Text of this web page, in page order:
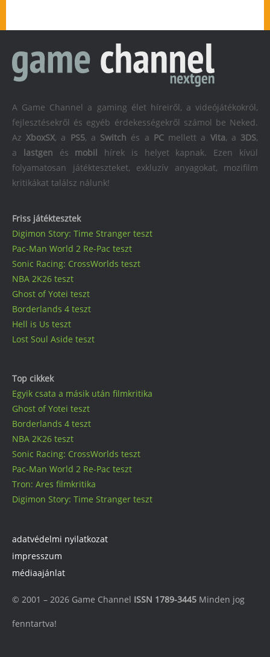
Friss játéktesztek
Digimon Story: Time Stranger teszt
Pac-Man World 2 Re-Pac teszt
Sonic Racing: CrossWorlds teszt
NBA 2K26 teszt
Ghost of Yotei teszt
Borderlands 4 teszt
Hell is Us teszt
Lost Soul Aside teszt
Top cikkek
Egyik csata a másik után filmkritika
Ghost of Yotei teszt
Borderlands 4 teszt
NBA 2K26 teszt
Sonic Racing: CrossWorlds teszt
Pac-Man World 2 Re-Pac teszt
Tron: Ares filmkritika
Digimon Story: Time Stranger teszt
A Game Channel a gaming élet híreiről, a videójátékokról,
fejlesztésekről és egyéb érdekességekről számol be Neked.
AzXboxSX, a PS5, a Switch és a PCmellett a Vita, a 3DS,
a lastgen és mobil hírek is helyet kapnak. Ezen kívül
folyamatosan játékteszteket, exkluzív anyagokat, mozifilm
kritikákat találsz nálunk!
adatvédelmi nyilatkozat
impresszum
médiaajánlat
© 2001 – 2026 Game Channel ISSN 1789-3445 Minden jog
fenntartva!